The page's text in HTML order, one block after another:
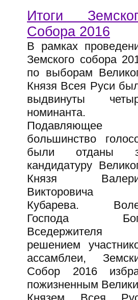
Итоги
Собора 2016
В рамках
Земского собора
по выборам
Князя Всея Руси
выдвинуты
номинанта.
Подавляющее
большинство
были отданы
кандидатуру
Князя
Викторовича
Кубарева.
Господа
Вседержителя
решением
ассамблеи,
Собор 2016
пожизненным